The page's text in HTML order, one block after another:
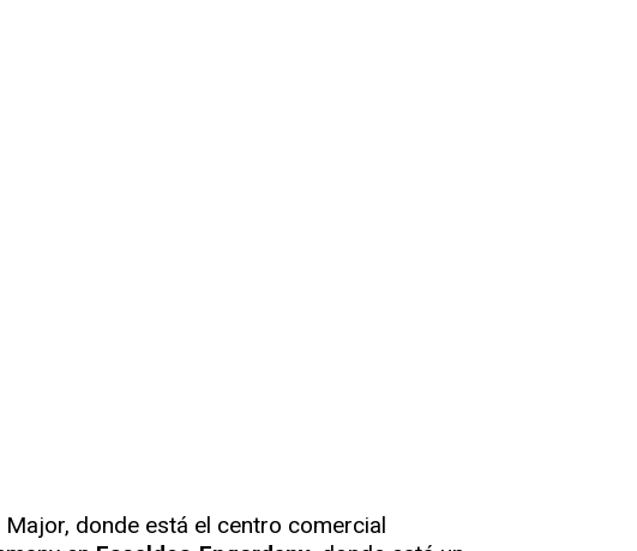
donde está el centro comercial